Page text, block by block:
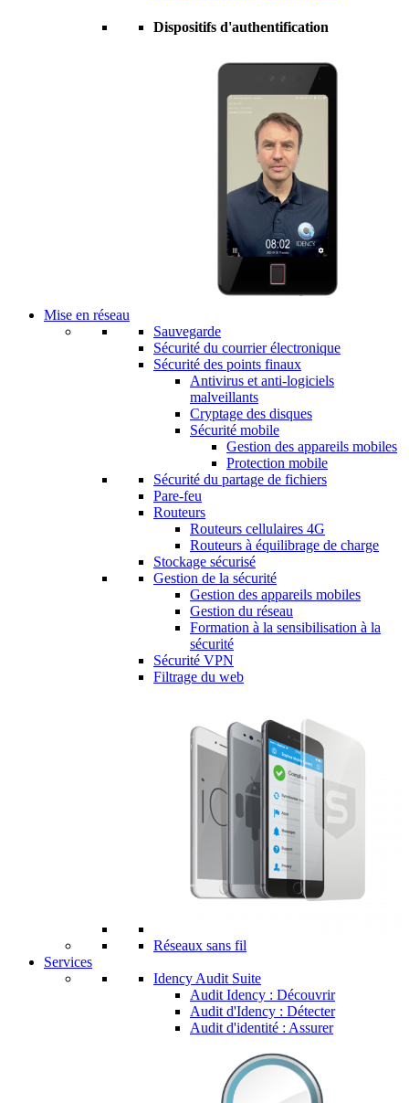
Dispositifs d'authentification
Mise en réseau
Sauvegarde
Sécurité du courrier électronique
Sécurité des points finaux
Antivirus et anti-logiciels
malveillants
Cryptage des disques
Sécurité mobile
Gestion des appareils mobiles
Protection mobile
Sécurité du partage de fichiers
Pare-feu
Routeurs
Routeurs cellulaires 4G
Routeurs à équilibrage de charge
Stockage sécurisé
Gestion de la sécurité
Gestion des appareils mobiles
Gestion du réseau
Formation à la sensibilisation à la
sécurité
Sécurité VPN
Filtrage du web
Réseaux sans fil
Services
Idency Audit Suite
Audit Idency : Découvrir
Audit d'Idency : Détecter
Audit d'identité : Assurer